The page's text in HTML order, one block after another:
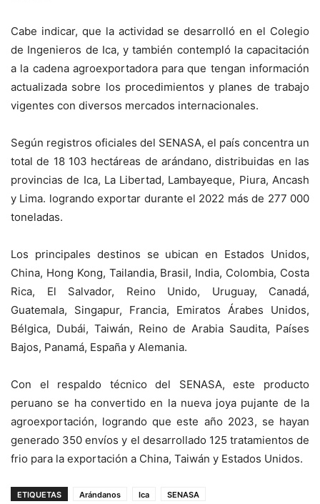
Cabe indicar, que la actividad se desarrolló en el Colegio
de Ingenieros de Ica, y también contempló la capacitación
a la cadena agroexportadora para que tengan información
actualizada sobre los procedimientos y planes de trabajo
vigentes con diversos mercados internacionales.
Según registros oficiales del SENASA, el país concentra un
total de 18 103 hectáreas de arándano, distribuidas en las
provincias de Ica, La Libertad, Lambayeque, Piura, Ancash
y Lima. logrando exportar durante el 2022 más de 277 000
toneladas.
Los principales destinos se ubican en Estados Unidos,
China, Hong Kong, Tailandia, Brasil, India, Colombia, Costa
Rica, El Salvador, Reino Unido, Uruguay, Canadá,
Guatemala, Singapur, Francia, Emiratos Árabes Unidos,
Bélgica, Dubái, Taiwán, Reino de Arabia Saudita, Países
Bajos, Panamá, España y Alemania.
Con el respaldo técnico del SENASA, este producto
peruano se ha convertido en la nueva joya pujante de la
agroexportación, logrando que este año 2023, se hayan
generado 350 envíos y el desarrollado 125 tratamientos de
frio para la exportación a China, Taiwán y Estados Unidos.
ETIQUETAS Arándanos Ica SENASA